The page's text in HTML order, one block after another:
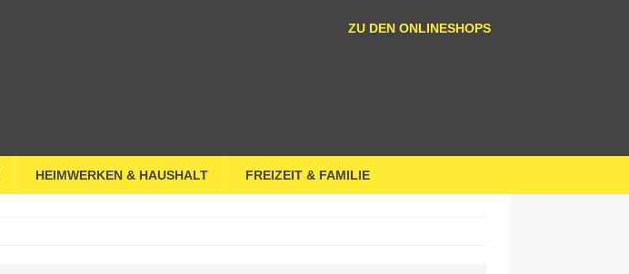
ZU DEN ONLINESHOPS
HEIMWERKEN & HAUSHALT FREIZEIT & FAMILIE